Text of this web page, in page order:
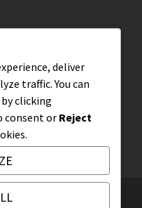
deliver
traffic. You can
clicking
consent orReject